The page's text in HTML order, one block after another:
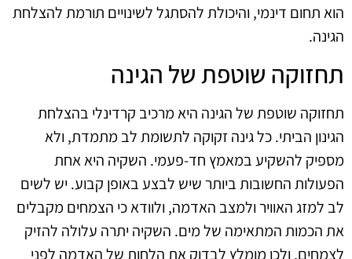
הוא תחום דינמי, והיכולת להסתגל לשינויים תורמת להצלחת
הגינה.
תחזוקה שוטפת של הגינה
תחזוקה שוטפת של הגינה היא מרכיב קרדינלי בהצלחת
הגינון הביתי. כל גינה זקוקה לתשומת לב מתמדת, ולא
מספיק להשקיע במאמץ חד-פעמי. השקיה היא אחת
הפעולות החשובות ביותר שיש לבצע באופן קבוע. יש לשים
לב למזג האוויר ולמצב האדמה, ולוודא כי הצמחים מקבלים
את הכמות המתאימה של מים. השקיה יתרה עלולה להזיק
לצמחים, ולכן מומלץ לבדוק את הלחות של האדמה לפני